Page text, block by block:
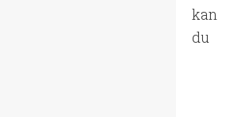
kan
du